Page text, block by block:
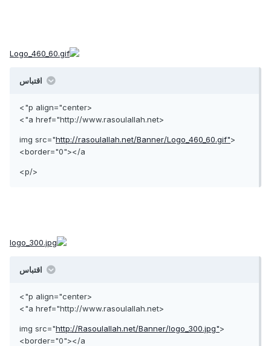
اقتباس
<p align="center">
<a href="http://www.rasoulallah.net">
<img src="
http://rasoulallah.net/Banner/Logo_460_60.gif"
border="0"></a>
</p>
اقتباس
<p align="center">
<a href="http://www.rasoulallah.net">
<img src="
http://Rasoulallah.net/Banner/logo_300.jpg"
border="0"></a>